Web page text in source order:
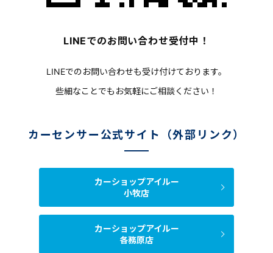
LINEでのお問い合わせ受付中！
LINEでのお問い合わせも受け付けております。
些細なことでもお気軽にご相談ください！
カーセンサー公式サイト（外部リンク）
カーショップアイルー
小牧店
カーショップアイルー
各務原店